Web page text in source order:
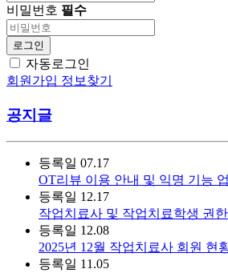
비밀번호 필수
로그인
자동로그인
회원가입 정보찾기
공지글
등록일 07.17
OT리뷰 이용 안내 및 익명 기능
등록일 12.17
작업치료사 및 작업치료학생 권
등록일 12.08
2025년 12월 작업치료사 회원 현
등록일 11.05